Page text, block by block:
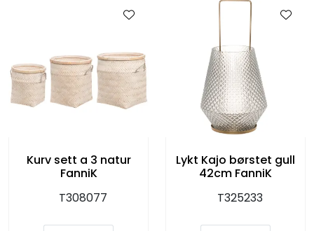
Kurv sett a 3 natur
FanniK
T308077
Lykt Kajo børstet gull
42cm FanniK
T325233
MØBLER
GAVESETT
JUL